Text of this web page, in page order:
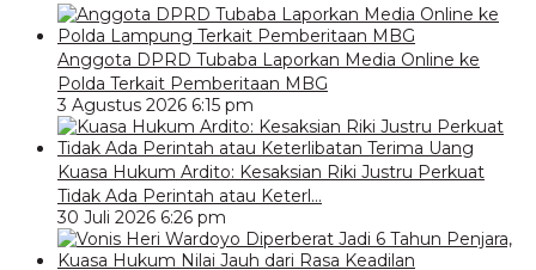
Anggota DPRD Tubaba Laporkan Media Online ke
Polda Terkait Pemberitaan MBG
3 Agustus 2026 6:15 pm
Kuasa Hukum Ardito: Kesaksian Riki Justru Perkuat
Tidak Ada Perintah atau Keterl…
30 Juli 2026 6:26 pm